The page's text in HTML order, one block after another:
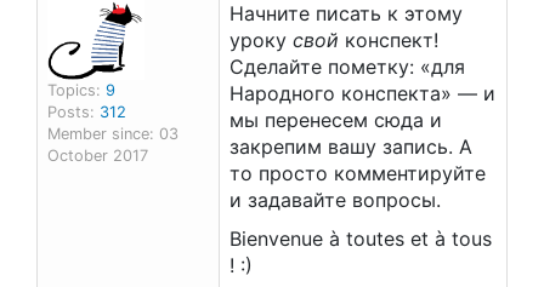
Topics: 9
Posts: 312
Member since: 03
October 2017
Начните писать к этому
уроку свой конспект!
Сделайте пометку: «для
Народного конспекта» — и
мы перенесем сюда и
закрепим вашу запись. А
то просто комментируйте
и задавайте вопросы.
Bienvenue à toutes et à tous
! :)